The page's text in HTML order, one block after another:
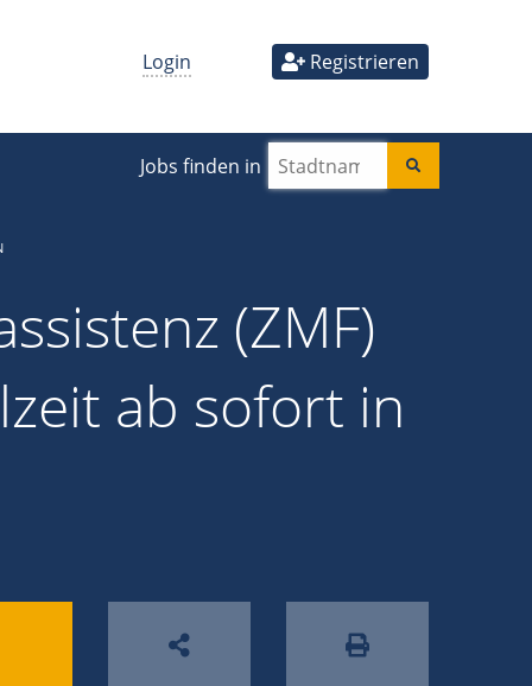
Login Registrieren
Jobs finden in
(ZMF)
ab sofort in